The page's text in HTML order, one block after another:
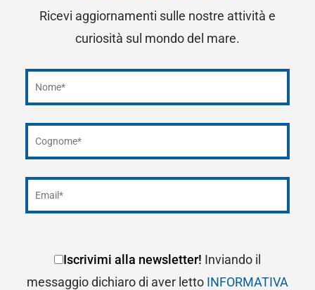
Ricevi aggiornamenti sulle nostre attività e
curiosità sul mondo del mare.
Iscrivimi alla newsletter! Inviando il
messaggio dichiaro di aver letto INFORMATIVA